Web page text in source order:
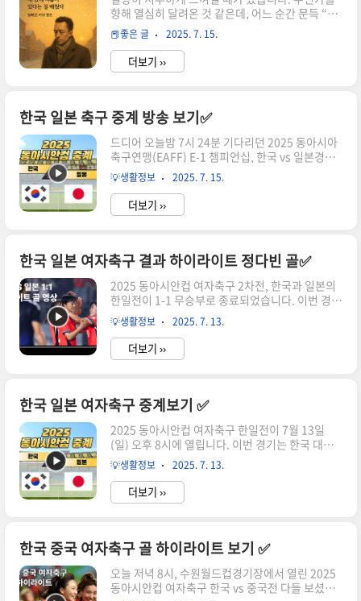
중계정보항목내용📌 경기명2025 EAFF E-1 챔피
언십(동아시안컵) 여자부🗓️ 경기 일시2025년 7월
16일(수) 저녁 7시 30분🏟️ 장소수원..
향해 열심히 달려온 것 같은데, 어느 순간 문득 “내
가 이걸 왜 하고 있지?”라는 회의가 가슴 한가운데
를 파고들기도 하죠. 그 질문에 뚜렷한 답을 찾지 못
한 채 하루하루를 버티다 보면, 점점 삶이 흐릿해지
고 무의미하게 느껴집니다. 하지만 이 감정은 단순
내면의 진지한 신호일지도 모릅니다. 이런 감정을
우리는 종종 이상한 것으로 치부하지만, 사실 누구
나 한 번쯤은 겪습니다. 중요한 건 그것이 ‘나쁜 감
정’이 아니라, 삶의 자연스러운 흐름 속에서 마주하
는 시기라는 사실을 아는 것입니다. 이번 글에서는
그런 시간들을 견디고 지나가는 데 도움이 될 만한
알베르 카..
📕좋은 글 2025. 7. 15.
더보기 ››
한국 일본 축구 중계 방송 보기✅
드디어 오늘밤 7시 24분 기다리던 2025 동아시아
축구연맹(EAFF) E-1 챔피언십, 한국 vs 일본경기
가 펼쳐집니다! 사실상 결승전으로 불리는 한일전
이라 큰 기대가 되는데요. 이번 글에선 한국 일본 축
구 중계 방송를 찾는 분들을 위해 실시간 시청 방법,
중계 채널, 예상 라인업, 전술 분석, 승부 예측까지!
경기 전 체크하고, 실시간 중계로 바로 연결하세요!
⏰ 한국 일본 한일전 중계 일정 [2025 동아시안컵
결승전!]경기 일시: 2025년 7월 15일(화)시간: 오
후 7시 24분 (중계는 약 7시 10분부터 시작)장소:
경기도 용인 미르스타디움대회: 2025 EAFF E-1
풋볼 챔피언십 (동아시..
💡생활정보 2025. 7. 15.
더보기 ››
한국 일본 여자축구 결과 하이라이트 정다빈 골✅
2025 동아시안컵 여자축구 2차전, 한국과 일본의
한일전이 1-1 무승부로 종료되었습니다. 이번 경기
에서는 후반 막판 교체 투입된 정다빈 선수가 극적
인 동점골을 터뜨리며, 대표팀의 패배 위기를 다시
한 번 구해냈습니다. 전반에 선제골이 터지지 않아
조마조마한 마음으로 보았던 한국 일본 여자축구
장면 요약, 그리고 다음 경기 일정까지 한눈에 정리
해드립니다. 🏆 1. 한국 일본 여자축구 결과, 정다
빈 골 하이라이트 보기항목내용경기대한민국 🇰🇷
1 - 1 🇯🇵 일본득점자정다빈 (후반 41분)장소화성
종합경기타운중계쿠팡플레이 단독 생중계현재 순
위3위 (2무) 한국 여자 축구 대표팀은 전반 37분,
일본의 ..
💡생활정보 2025. 7. 13.
더보기 ››
한국 일본 여자축구 중계보기 ✅
2025 동아시안컵 여자축구 한일전이 7월 13일
(일) 오후 8시에 열립니다. 이번 경기는 한국 대표
팀에게 있어 사실상 결승전이나 다름없는 중요한
승부입니다. 특히 이번 대회는 대한민국에서 개최
되는 만큼, 20년 만의 우승 도전이라는 상징성을 안
고 있습니다. 앞선 1차전에서 중국과의 경기에서
대로 승점 3점을 반드시 가져와야 우승 가능성을
이어갈 수 있습니다. 이번 글에서는 한국 vs 일본
여자축구 경기 일정, 무료 중계 시청 방법, 예상 선
발 명단, 관전 포인트와 우승 시나리오까지 전부 정
💡생활정보 2025. 7. 13.
더보기 ››
한국 중국 여자축구 골 하이라이트 보기 ✅
오늘 저녁 8시, 수원월드컵경기장에서 열린 2025
동아시안컵 여자축구 한국 vs 중국전 다들 보셨나